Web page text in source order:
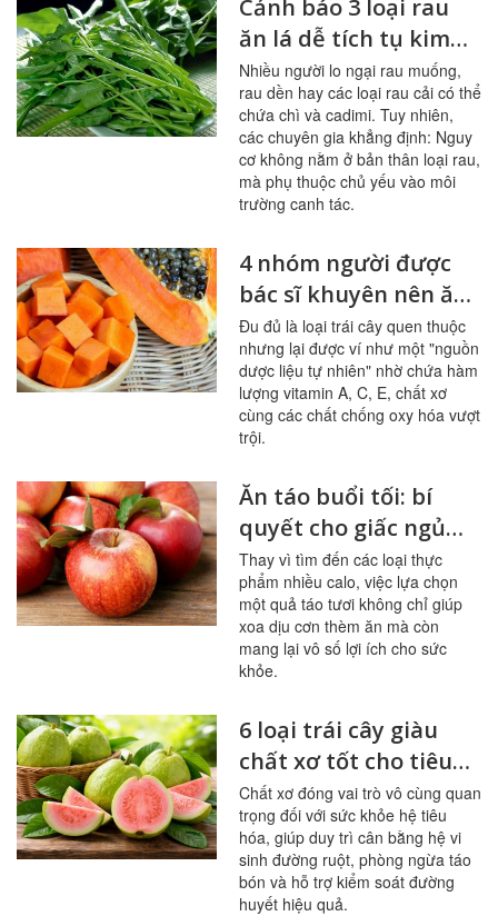
Cảnh báo 3 loại rau
ăn lá dễ tích tụ kim
loại nặng
Nhiều người lo ngại rau muống,
rau dền hay các loại rau cải có thể
chứa chì và cadimi. Tuy nhiên,
các chuyên gia khẳng định: Nguy
cơ không nằm ở bản thân loại rau,
mà phụ thuộc chủ yếu vào môi
trường canh tác.
4 nhóm người được
bác sĩ khuyên nên ăn
đu đủ thường xuyên
Đu đủ là loại trái cây quen thuộc
nhưng lại được ví như một "nguồn
dược liệu tự nhiên" nhờ chứa hàm
lượng vitamin A, C, E, chất xơ
cùng các chất chống oxy hóa vượt
trội.
Ăn táo buổi tối: bí
quyết cho giấc ngủ
ngon, hệ tiêu hóa
khỏe mạnh
Thay vì tìm đến các loại thực
phẩm nhiều calo, việc lựa chọn
một quả táo tươi không chỉ giúp
xoa dịu cơn thèm ăn mà còn
mang lại vô số lợi ích cho sức
khỏe.
6 loại trái cây giàu
chất xơ tốt cho tiêu
hóa, đường huyết
Chất xơ đóng vai trò vô cùng quan
trọng đối với sức khỏe hệ tiêu
hóa, giúp duy trì cân bằng hệ vi
sinh đường ruột, phòng ngừa táo
bón và hỗ trợ kiểm soát đường
huyết hiệu quả.